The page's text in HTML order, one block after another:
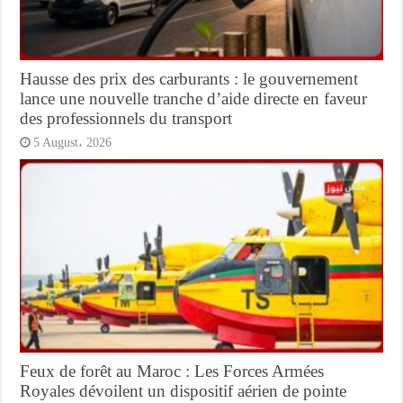
Hausse des prix des carburants : le gouvernement
lance une nouvelle tranche d’aide directe en faveur
des professionnels du transport
5 August، 2026
Feux de forêt au Maroc : Les Forces Armées
Royales dévoilent un dispositif aérien de pointe